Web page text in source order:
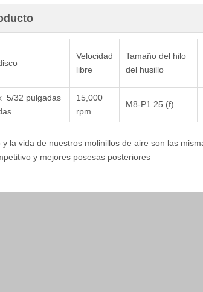
Velocidad
libre
Tamaño del hilo
del husillo
5/32 pulgadas
15,000
rpm
M8-P1.25 (f)
la vida de nuestros molinillos de aire son las
y mejores posesas posteriores